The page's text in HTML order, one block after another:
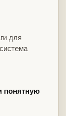
для
понятную